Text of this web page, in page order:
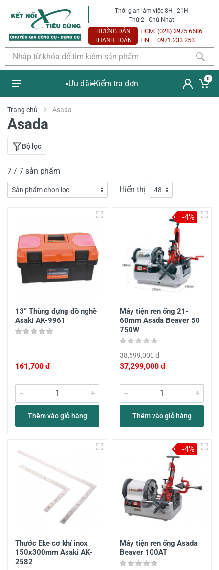
Thời gian làm việc 8H - 21H
Thứ 2 - Chủ Nhật
HƯỚNG DẪN
THANH TOÁN
HCM: (028) 3975 6686
HN:
0971 233 253
Ưu đãi Kiểm tra đơn
0
Trang chủ Asada
Asada
Bộ lọc
7 / 7 sản phẩm
Hiển thị
13” Thùng đựng đồ nghề
Asaki AK-9961
161,700 đ
Thêm vào giỏ hàng
Máy tiện ren ống 21-
60mm Asada Beaver 50
750W
38,599,000 đ
37,299,000 đ
Thêm vào giỏ hàng
-4%
Thước Eke cơ khí inox
150x300mm Asaki AK-
2582
Máy tiện ren ống Asada
Beaver 100AT
-4%